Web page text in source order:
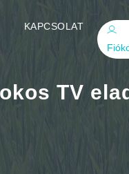
KAPCSOLAT
TV